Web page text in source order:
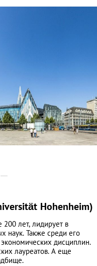
Hohenheim)
лет, лидирует в
наук. Также среди его
дисциплин.
лауреатов. А еще